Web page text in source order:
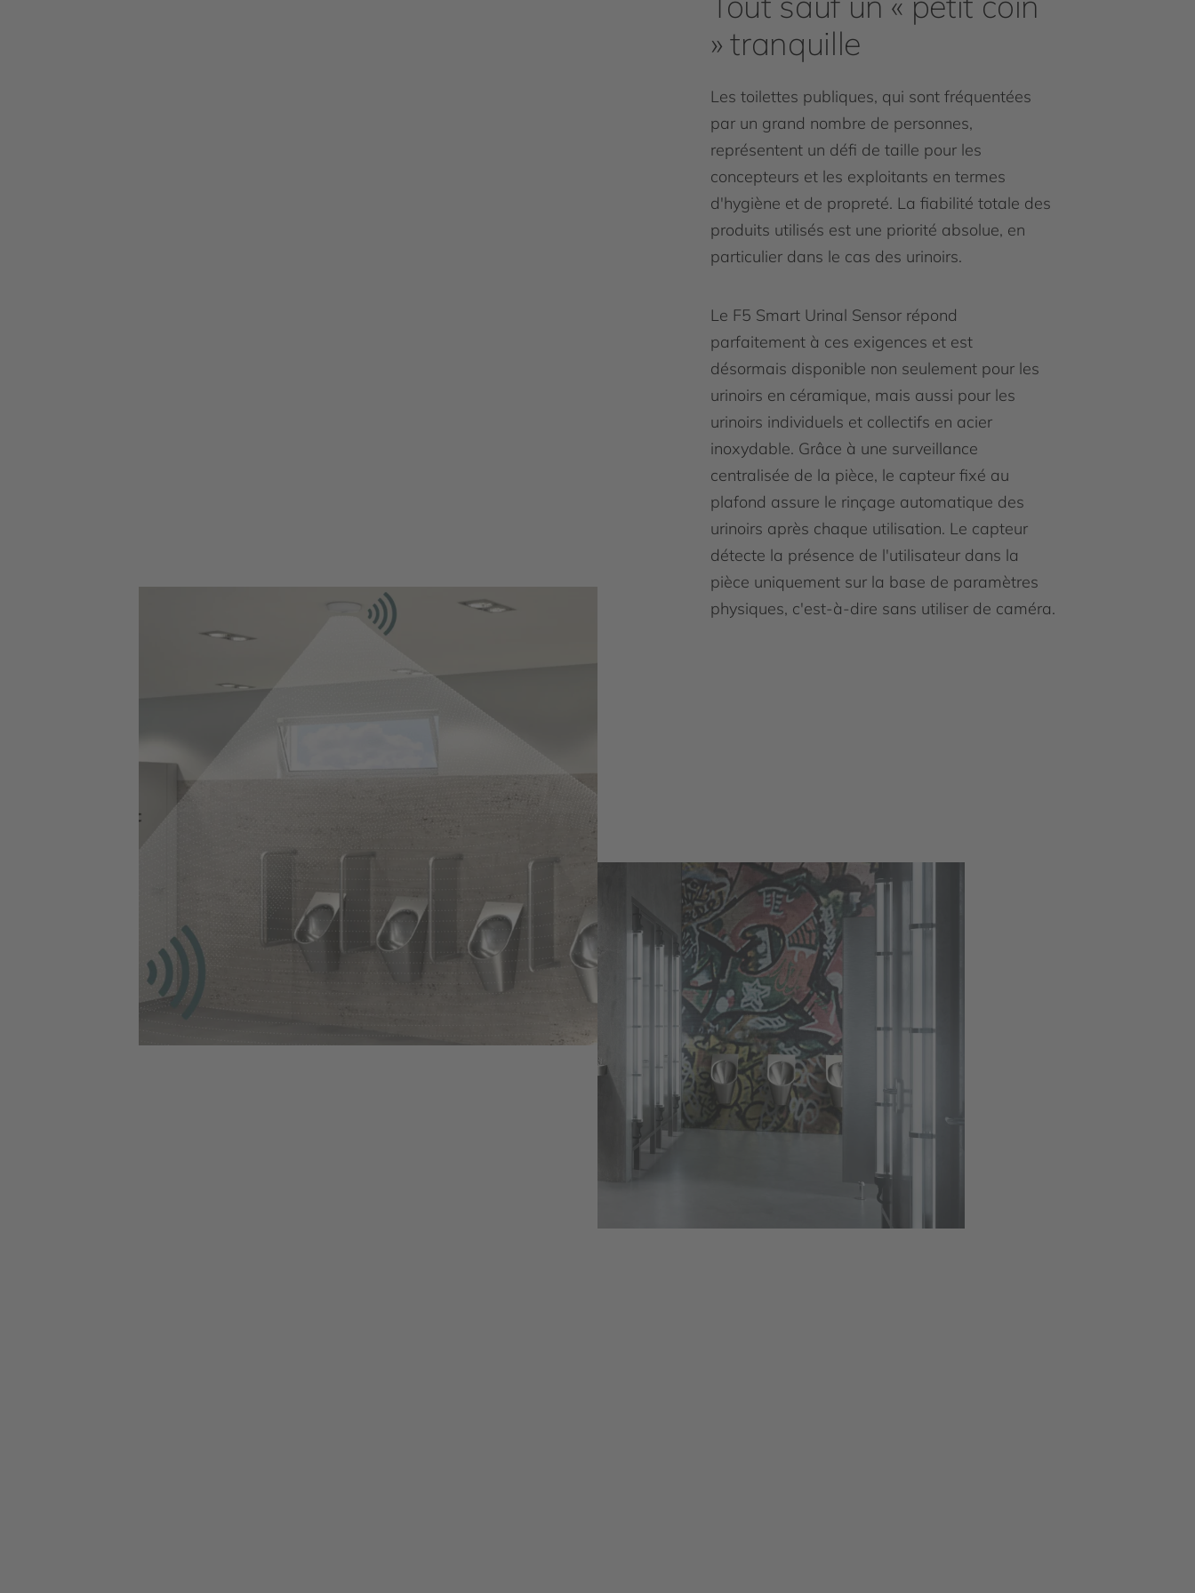
» tranquille
Les toilettes publiques, qui sont fréquentées
par un grand nombre de personnes,
représentent un défi de taille pour les
concepteurs et les exploitants en termes
d'hygiène et de propreté. La fiabilité totale des
produits utilisés est une priorité absolue, en
particulier dans le cas des urinoirs.
Le F5 Smart Urinal Sensor répond
parfaitement à ces exigences et est
désormais disponible non seulement pour les
urinoirs en céramique, mais aussi pour les
urinoirs individuels et collectifs en acier
inoxydable. Grâce à une surveillance
centralisée de la pièce, le capteur fixé au
plafond assure le rinçage automatique des
urinoirs après chaque utilisation. Le capteur
détecte la présence de l'utilisateur dans la
pièce uniquement sur la base de paramètres
physiques, c'est-à-dire sans utiliser de caméra.